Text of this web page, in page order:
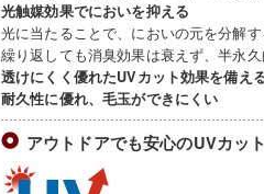
光触媒効果でにおいを抑える
光に当たることで、においの元を分解
繰り返しても消臭効果は衰えず、半永
透けにくく優れたUVカット効果を備え
耐久性に優れ、毛玉ができにくい
アウトドアでも安心のUVカット